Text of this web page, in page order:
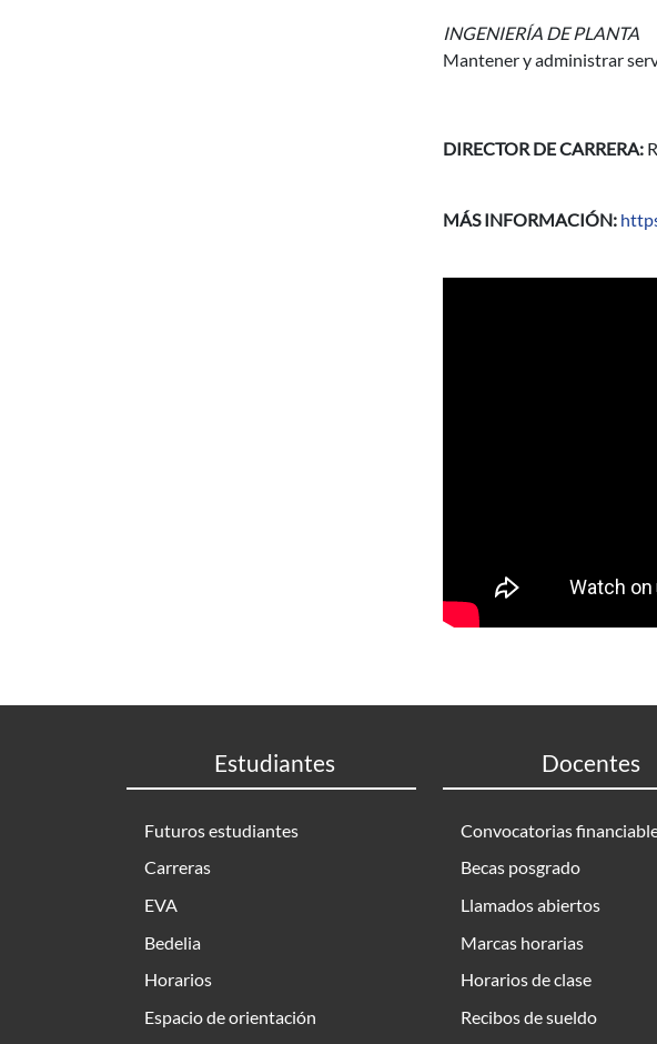
INGENIERÍA DE PLANTA
Mantener y administrar
DIRECTOR DE CARRERA:
MÁS INFORMACIÓN:
Estudiantes
Futuros estudiantes
Carreras
EVA
Bedelia
Horarios
Espacio de orientación
Docentes
Convocatorias
Becas posgrado
Llamados abiertos
Marcas horarias
Horarios de clase
Recibos de sueldo